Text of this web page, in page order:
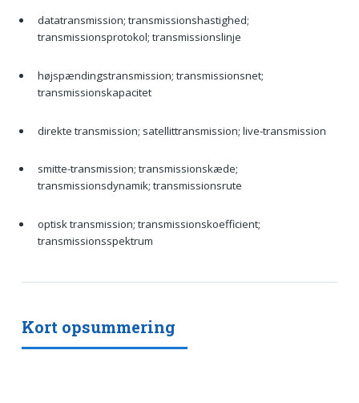
datatransmission; transmissionshastighed;
transmissionsprotokol; transmissionslinje
højspændingstransmission; transmissionsnet;
transmissionskapacitet
direkte transmission; satellittransmission; live-transmission
smitte-transmission; transmissionskæde;
transmissionsdynamik; transmissionsrute
optisk transmission; transmissionskoefficient;
transmissionsspektrum
Kort opsummering